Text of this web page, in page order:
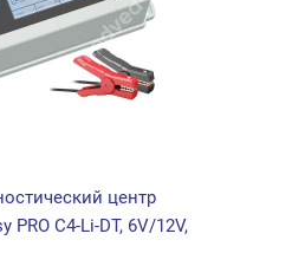
центр
PRO C4-Li-DT, 6V/12V,